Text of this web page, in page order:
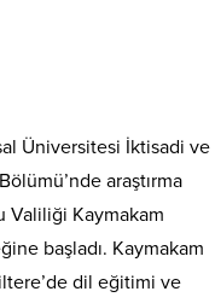
Üniversitesi İktisadi ve
araştırma
Valiliği Kaymakam
başladı. Kaymakam
dil eğitimi ve